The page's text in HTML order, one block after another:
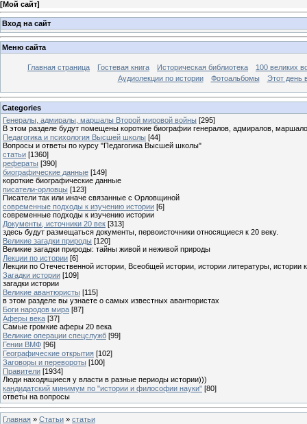
[Мой сайт]
Вход на сайт
Меню сайта
Главная страница Гостевая книга Историческая библиотека
100 великих
Аудиолекции по истории
Фотоальбомы Этот день
Categories
Генералы, адмиралы, маршалы Второй мировой войны [295]
В этом разделе будут помещены короткие биографии генералов, адмиралов,
Педагогика и психология Высшей школы [44]
Вопросы и ответы по курсу "Педагогика Высшей школы"
статьи [1360]
рефераты [390]
биографические данные [149]
короткие биографические данные
писатели-орловцы [123]
Писатели так или иначе связанные с Орловщиной
современные подходы к изучению истории [6]
современные подходы к изучению истории
Документы, источники 20 век [313]
здесь будут размещаться документы, первоисточники относящиеся к 20 веку.
Великие загадки природы [120]
Великие загадки природы: тайны живой и неживой природы
Лекции по истории [6]
Лекции по Отечественной истории, Всеобщей истории, истории литературы, истории
Загадки истории [109]
загадки истории
Великие авантюристы [115]
в этом разделе вы узнаете о самых известных авантюристах
Боги народов мира [87]
Аферы века [37]
Самые громкие аферы 20 века
Великие операции спецслужб [99]
Гении ВМФ [96]
Географические открытия [102]
Заговоры и перевороты [100]
Правители [1934]
Люди находящиеся у власти в разные периоды истории)))
кандидатский минимум по "истории и философии науки" [80]
ответы на вопросы
Главная » Статьи » статьи